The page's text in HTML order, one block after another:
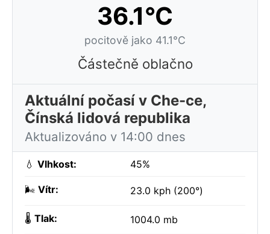
36.1°C
pocitově jako 41.1°C
Částečně oblačno
Aktuální počasí v Che-ce,
Čínská lidová republika
Aktualizováno v 14:00 dnes
💧 Vlhkost: 45%
🌬️ Vítr: 23.0 kph (200°)
🌡️ Tlak: 1004.0 mb